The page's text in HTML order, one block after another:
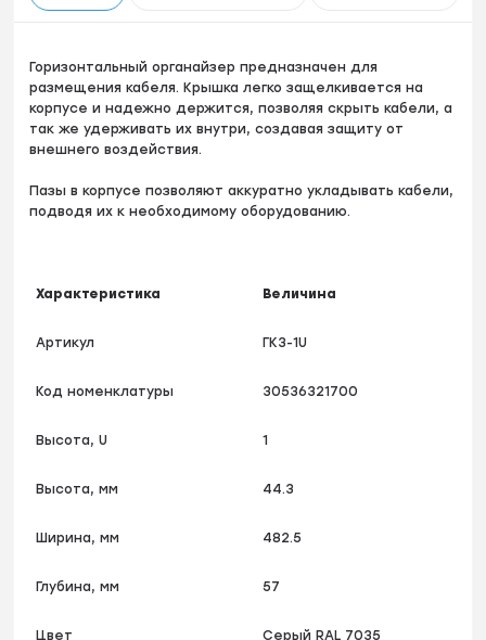
Горизонтальный органайзер предназначен для
размещения кабеля. Крышка легко защелкивается на
корпусе и надежно держится, позволяя скрыть кабели, а
так же удерживать их внутри, создавая защиту от
внешнего воздействия.
Пазы в корпусе позволяют аккуратно укладывать кабели,
подводя их к необходимому оборудованию.
Характеристика Величина
Артикул ГКЗ-1U
Код номенклатуры 30536321700
Высота, U 1
Высота, мм 44.3
Ширина, мм 482.5
Глубина, мм 57
Цвет Серый RAL 7035